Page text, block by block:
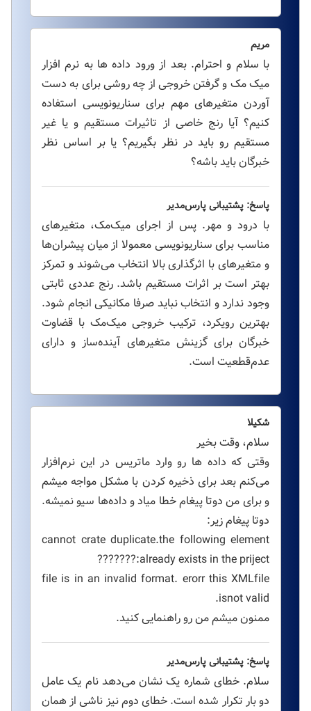
مریم
با سلام و احترام. بعد از ورود داده ها به نرم افزار
میک مک و گرفتن خروجی از چه روشی برای به دست
آوردن متغیرهای مهم برای سناریونویسی استفاده
کنیم؟ آیا رنج خاصی از تاثیرات مستقیم و یا غیر
مستقیم رو باید در نظر بگیریم؟ یا بر اساس نظر
خبرگان باید باشه؟
پاسخ: پشتیبانی پارس‌مدیر
با درود و مهر. پس از اجرای میک‌مک، متغیرهای
مناسب برای سناریونویسی معمولا از میان پیشران‌ها
و متغیرهای با اثرگذاری بالا انتخاب می‌شوند و تمرکز
بهتر است بر اثرات مستقیم باشد. رنج عددی ثابتی
وجود ندارد و انتخاب نباید صرفا مکانیکی انجام شود.
بهترین رویکرد، ترکیب خروجی میک‌مک با قضاوت
خبرگان برای گزینش متغیرهای آینده‌ساز و دارای
عدم‌قطعیت است.
شکیلا
سلام، وقت بخیر
وقتی که داده ها رو وارد ماتریس در این نرم‌افزار
می‌کنم بعد برای ذخیره کردن با مشکل مواجه میشم
و برای من دوتا پیغام خطا میاد و داده‌ها سیو نمیشه.
دوتا پیغام زیر:
cannot crate duplicate.the following element
already exists in the priject:???????
file is in an invalid format. erorr this XMLfile
isnot valid.
ممنون میشم من رو راهنمایی کنید.
پاسخ: پشتیبانی پارس‌مدیر
سلام. خطای شماره یک نشان می‌دهد نام یک عامل
دو بار تکرار شده است. خطای دوم نیز ناشی از همان